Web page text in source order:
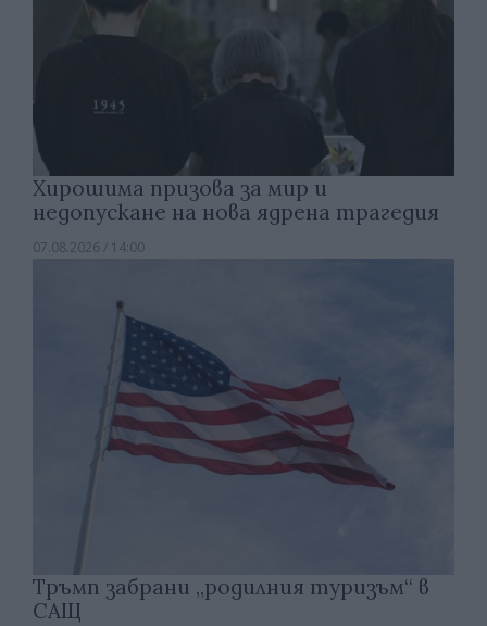
Хирошима призова за мир и
недопускане на нова ядрена трагедия
07.08.2026 / 14:00
Тръмп забрани „родилния туризъм“ в
САЩ